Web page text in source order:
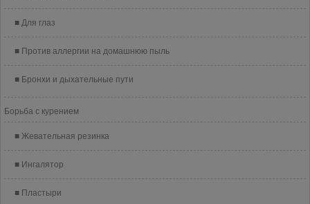
Для глаз
Против аллергии на домашнюю пыль
Бронхи и дыхательные пути
Борьба с курением
Жевательная резинка
Ингалятор
Пластыри